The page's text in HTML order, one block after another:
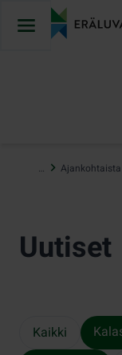
sisältöön
… Ajankohtaista
Uutiset
Kaikki